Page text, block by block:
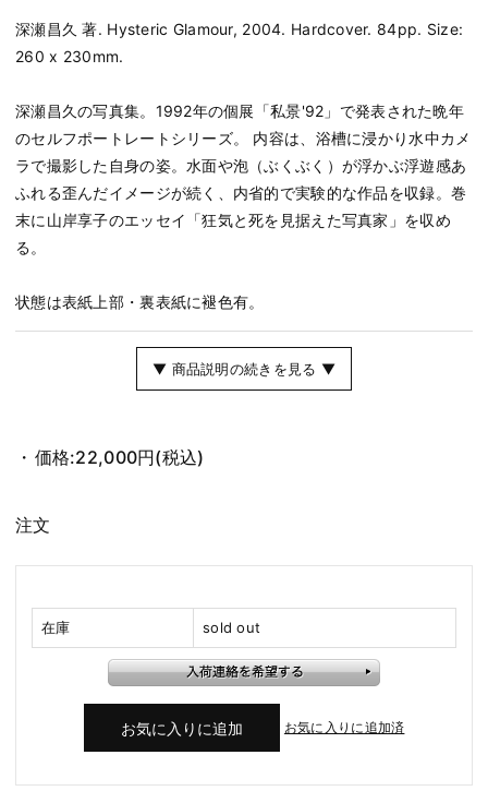
深瀬昌久 著. Hysteric Glamour, 2004. Hardcover. 84pp. Size:
260 x 230mm.
深瀬昌久の写真集。1992年の個展「私景'92」で発表された晩年
のセルフポートレートシリーズ。 内容は、浴槽に浸かり水中カメ
ラで撮影した自身の姿。水面や泡（ぶくぶく）が浮かぶ浮遊感あ
ふれる歪んだイメージが続く、内省的で実験的な作品を収録。巻
末に山岸享子のエッセイ「狂気と死を見据えた写真家」を収め
る。
状態は表紙上部・裏表紙に褪色有。
▼ 商品説明の続きを見る ▼
価格:22,000円(税込)
注文
在庫 sold out
お気に入りに追加済